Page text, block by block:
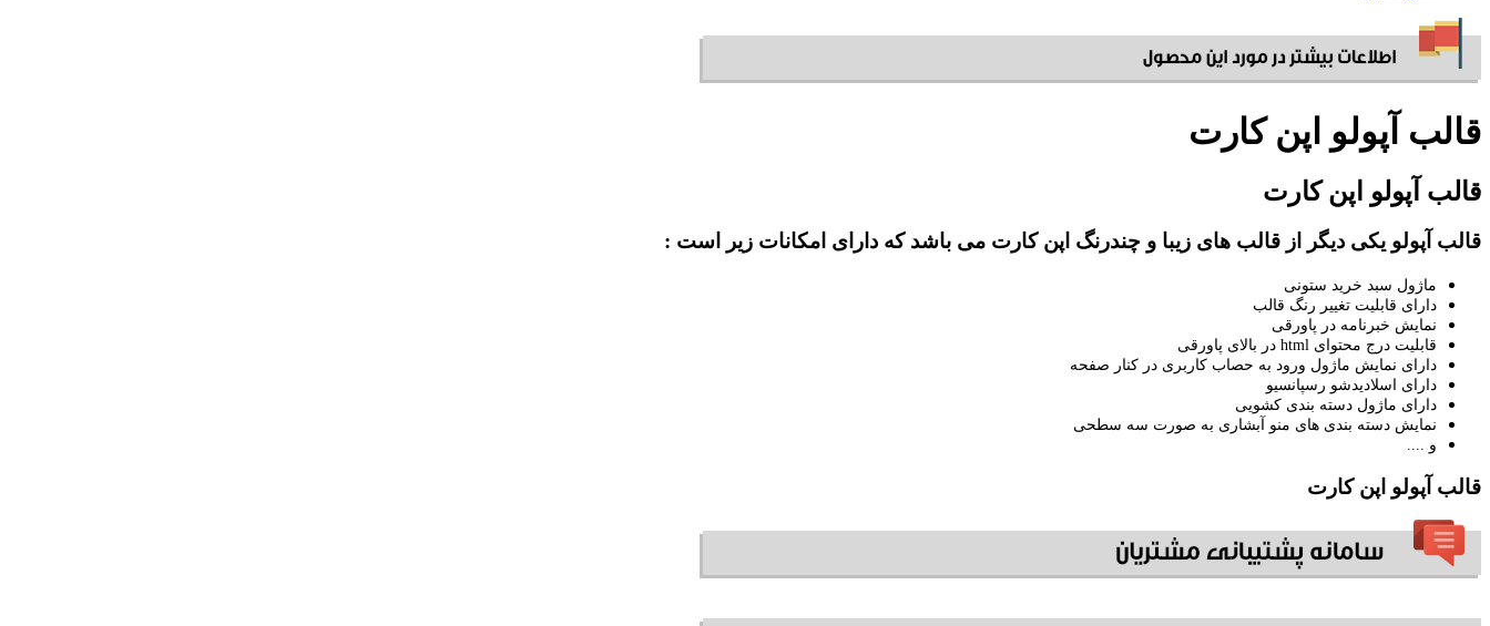
قالب آپولو اپن کارت
قالب آپولو اپن کارت
قالب آپولو یکی دیگر از قالب های زیبا و چندرنگ اپن کارت می باشد که دارای امکانات زیر است :
ماژول سبد خرید ستونی
دارای قابلیت تغییر رنگ قالب
نمایش خبرنامه در پاورقی
قابلیت درج محتوای html در بالای پاورقی
دارای نمایش ماژول ورود به حصاب کاربری در کنار صفحه
دارای اسلادیدشو رسپانسیو
دارای ماژول دسته بندی کشویی
نمایش دسته بندی های منو آبشاری به صورت سه سطحی
و ....
قالب آپولو اپن کارت